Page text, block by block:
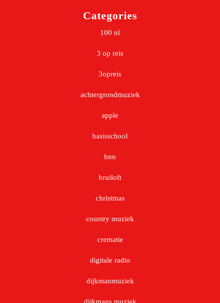
Categories
100 nl
3 op reis
3opreis
achtergrondmuziek
apple
basisschool
bnn
bruiloft
christmas
country muziek
crematie
digitale radio
dijkmanmuziek